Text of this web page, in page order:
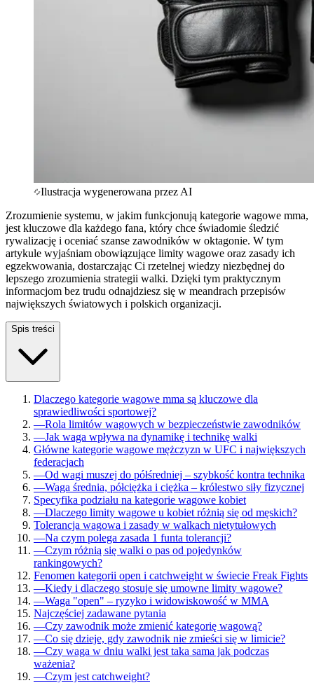
Ilustracja wygenerowana przez AI
Zrozumienie systemu, w jakim funkcjonują kategorie wagowe mma,
jest kluczowe dla każdego fana, który chce świadomie śledzić
rywalizację i oceniać szanse zawodników w oktagonie. W tym
artykule wyjaśniam obowiązujące limity wagowe oraz zasady ich
egzekwowania, dostarczając Ci rzetelnej wiedzy niezbędnej do
lepszego zrozumienia strategii walki. Dzięki tym praktycznym
informacjom bez trudu odnajdziesz się w meandrach przepisów
największych światowych i polskich organizacji.
Spis treści
Dlaczego kategorie wagowe mma są kluczowe dla
sprawiedliwości sportowej?
—Rola limitów wagowych w bezpieczeństwie zawodników
—Jak waga wpływa na dynamikę i technikę walki
Główne kategorie wagowe mężczyzn w UFC i największych
federacjach
—Od wagi muszej do półśredniej – szybkość kontra technika
—Waga średnia, półciężka i ciężka – królestwo siły fizycznej
Specyfika podziału na kategorie wagowe kobiet
—Dlaczego limity wagowe u kobiet różnią się od męskich?
Tolerancja wagowa i zasady w walkach nietytułowych
—Na czym polega zasada 1 funta tolerancji?
—Czym różnią się walki o pas od pojedynków
rankingowych?
Fenomen kategorii open i catchweight w świecie Freak Fights
—Kiedy i dlaczego stosuje się umowne limity wagowe?
—Waga "open" – ryzyko i widowiskowość w MMA
Najczęściej zadawane pytania
—Czy zawodnik może zmienić kategorię wagową?
—Co się dzieje, gdy zawodnik nie zmieści się w limicie?
—Czy waga w dniu walki jest taka sama jak podczas
ważenia?
—Czym jest catchweight?